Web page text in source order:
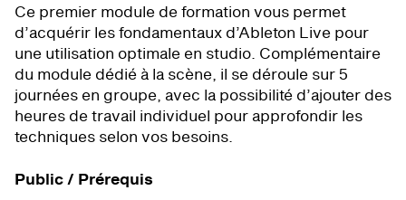
Ce premier module de formation vous permet
d’acquérir les fondamentaux d’Ableton Live pour
une utilisation optimale en studio. Complémentaire
du module dédié à la scène, il se déroule sur 5
journées en groupe, avec la possibilité d’ajouter des
heures de travail individuel pour approfondir les
techniques selon vos besoins.
Public / Prérequis